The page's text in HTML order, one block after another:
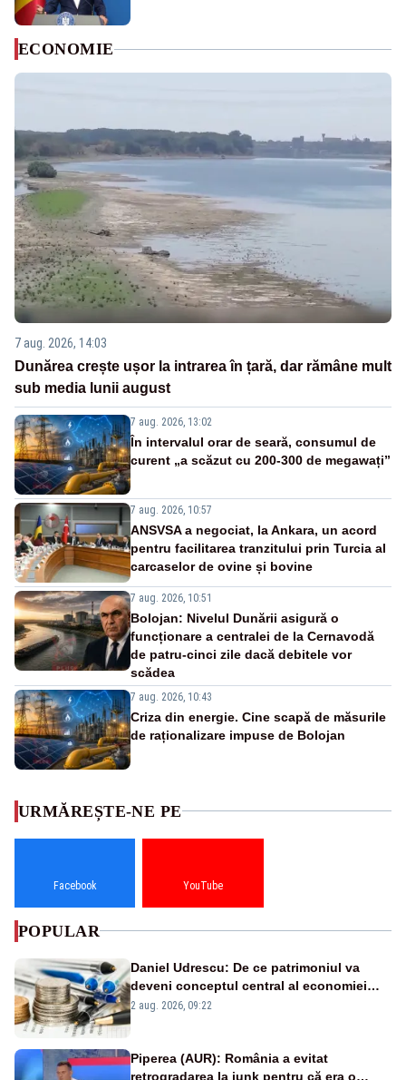
ECONOMIE
7 aug. 2026, 14:03
Dunărea crește ușor la intrarea în țară, dar rămâne mult
sub media lunii august
7 aug. 2026, 13:02
În intervalul orar de seară, consumul de
curent „a scăzut cu 200-300 de megawați”
7 aug. 2026, 10:57
ANSVSA a negociat, la Ankara, un acord
pentru facilitarea tranzitului prin Turcia al
carcaselor de ovine și bovine
7 aug. 2026, 10:51
Bolojan: Nivelul Dunării asigură o
funcționare a centralei de la Cernavodă
de patru-cinci zile dacă debitele vor
scădea
7 aug. 2026, 10:43
Criza din energie. Cine scapă de măsurile
de raționalizare impuse de Bolojan
URMĂREȘTE-NE PE
Facebook YouTube
POPULAR
Daniel Udrescu: De ce patrimoniul va
deveni conceptul central al economiei
viitoare?
2 aug. 2026, 09:22
Piperea (AUR): România a evitat
retrogradarea la junk pentru că era o